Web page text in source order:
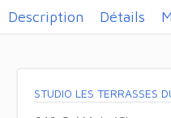
Description Détails
STUDIO LES TERRASSES